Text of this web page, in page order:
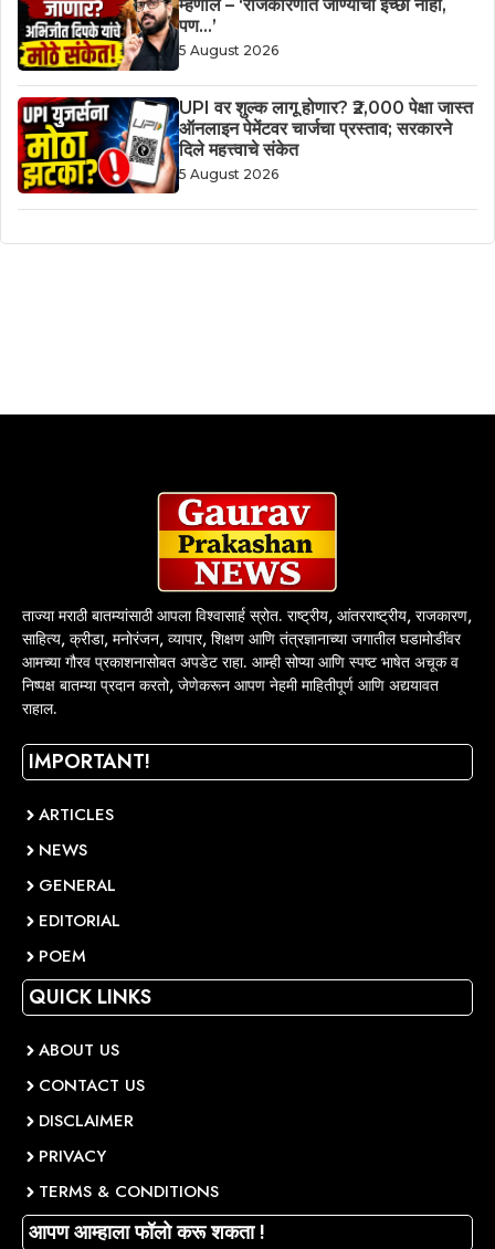
म्हणाले – ‘राजकारणात जाण्याची इच्छा नाही,
पण…’
5 August 2026
UPI वर शुल्क लागू होणार? ₹2,000 पेक्षा जास्त
ऑनलाइन पेमेंटवर चार्जचा प्रस्ताव; सरकारने
दिले महत्त्वाचे संकेत
5 August 2026
ताज्या मराठी बातम्यांसाठी आपला विश्वासार्ह स्रोत. राष्ट्रीय, आंतरराष्ट्रीय, राजकारण,
साहित्य, क्रीडा, मनोरंजन, व्यापार, शिक्षण आणि तंत्रज्ञानाच्या जगातील घडामोडींवर
आमच्या गौरव प्रकाशनासोबत अपडेट राहा. आम्ही सोप्या आणि स्पष्ट भाषेत अचूक व
निष्पक्ष बातम्या प्रदान करतो, जेणेकरून आपण नेहमी माहितीपूर्ण आणि अद्ययावत
राहाल.
IMPORTANT!
ARTICLES
NEWS
GENERAL
EDITORIAL
POEM
QUICK LINKS
ABOUT US
CONTACT US
DISCLAIMER
PRIVACY
TERMS & CONDITIONS
आपण आम्हाला फॉलो करू शकता !